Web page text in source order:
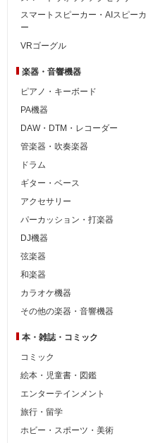
スマートスピーカー・AIスピーカ
ー
VRゴーグル
楽器・音響機器
ピアノ・キーボード
PA機器
DAW・DTM・レコーダー
管楽器・吹奏楽器
ドラム
ギター・ベース
アクセサリー
パーカッション・打楽器
DJ機器
弦楽器
和楽器
カラオケ機器
その他の楽器・音響機器
本・雑誌・コミック
コミック
絵本・児童書・図鑑
エンターテインメント
旅行・留学
ホビー・スポーツ・美術